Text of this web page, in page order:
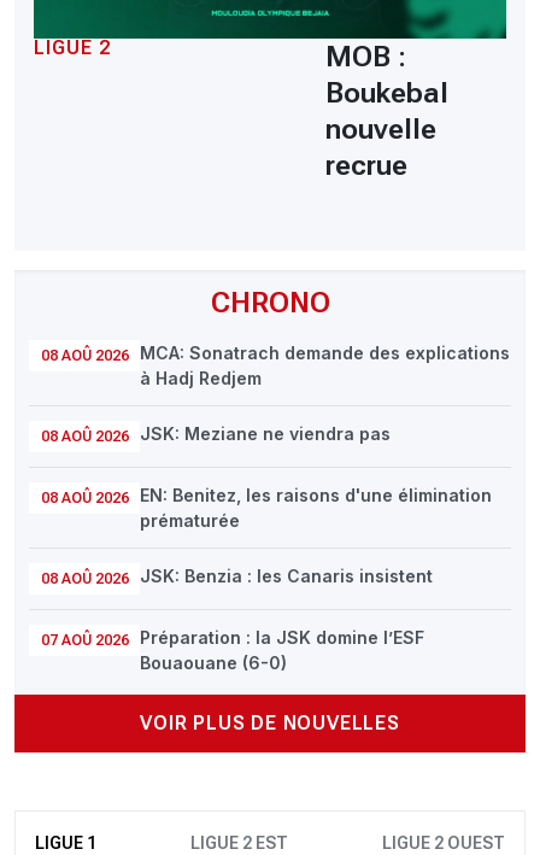
CHRONO
08 AOÛ 2026
MCA: Sonatrach demande des explications
à Hadj Redjem
08 AOÛ 2026 JSK: Meziane ne viendra pas
08 AOÛ 2026
EN: Benitez, les raisons d'une élimination
prématurée
08 AOÛ 2026 JSK: Benzia : les Canaris insistent
07 AOÛ 2026
Préparation : la JSK domine l’ESF
Bouaouane (6-0)
VOIR PLUS DE NOUVELLES
LIGUE 1 LIGUE 2 EST LIGUE 2 OUEST
LIGUE 2
MOB :
Boukebal
nouvelle
recrue